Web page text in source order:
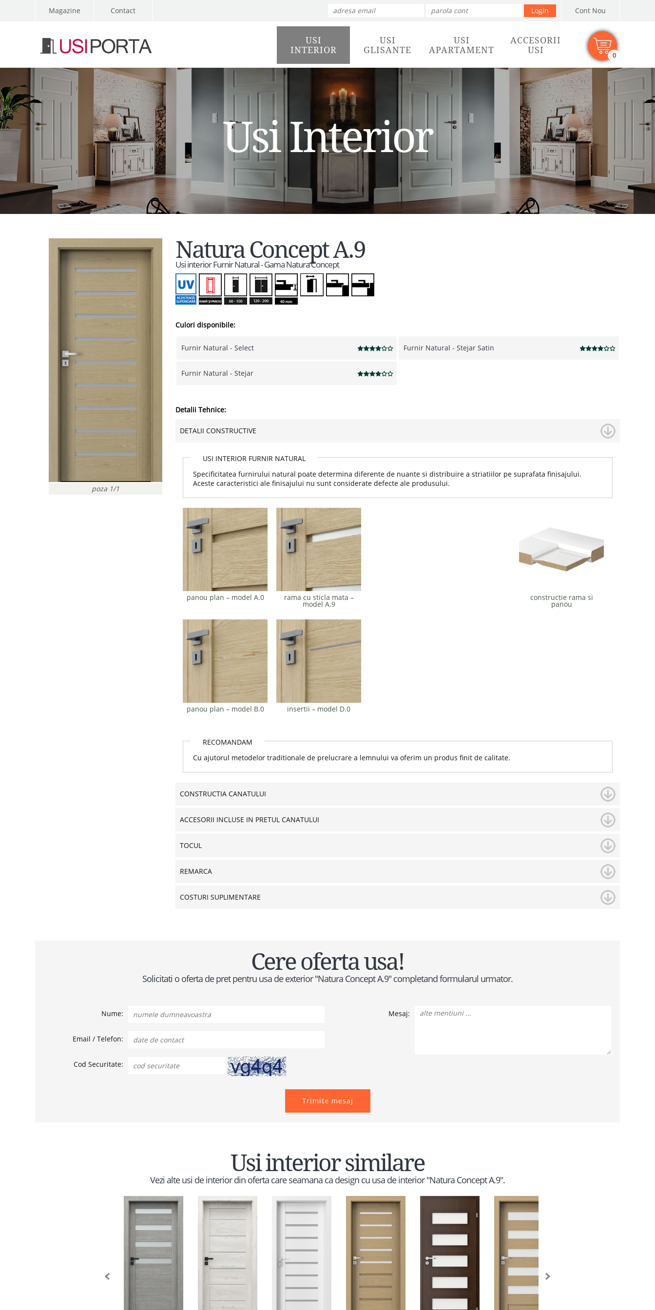
Magazine Contact Cont Nou
0
USI
INTERIOR
USI
GLISANTE
USI
APARTAMENT
ACCESORII
USI
Usi Interior
poza 1/1
Natura Concept A.9
Usi interior Furnir Natural - Gama Natura Concept
Culori disponibile:
Furnir Natural - Select
Furnir Natural - Stejar
Furnir Natural - Stejar Satin
Detalii Tehnice:
DETALII CONSTRUCTIVE
USI INTERIOR FURNIR NATURAL
Specificitatea furnirului natural poate determina diferente de nuante si distribuire a striatiilor pe suprafata finisajului.
Aceste caracteristici ale finisajului nu sunt considerate defecte ale produsului.
panou plan – model A.0 rama cu sticla mata –
model A.9
panou plan – model B.0 insertii – model D.0
constructie rama si
panou
RECOMANDAM
Cu ajutorul metodelor traditionale de prelucrare a lemnului va oferim un produs finit de calitate.
CONSTRUCTIA CANATULUI
ACCESORII INCLUSE IN PRETUL CANATULUI
TOCUL
REMARCA
COSTURI SUPLIMENTARE
Cere oferta usa!
Solicitati o oferta de pret pentru usa de exterior "Natura Concept A.9" completand formularul urmator.
Nume:
Email / Telefon:
Cod Securitate:
Mesaj:
Trimite mesaj
Usi interior similare
Vezi alte usi de interior din oferta care seamana ca design cu usa de interior "Natura Concept A.9".